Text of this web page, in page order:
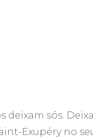
deixam sós.
Exupéry no